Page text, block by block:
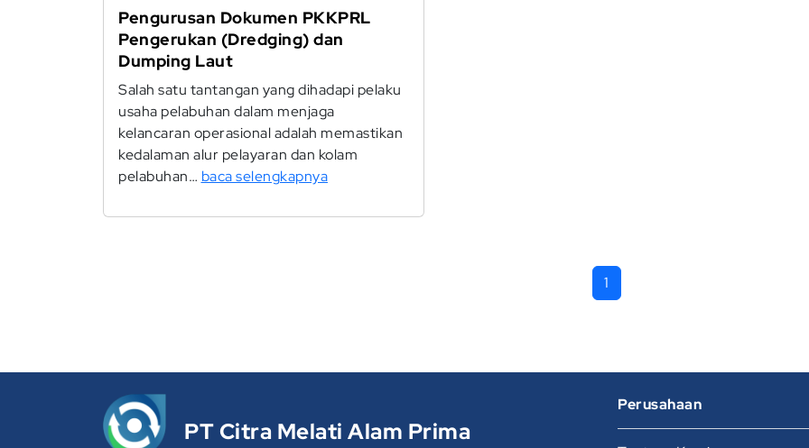
Pengurusan Dokumen PKKPRL
Pengerukan (Dredging) dan
Dumping Laut
Salah satu tantangan yang dihadapi pelaku
usaha pelabuhan dalam menjaga
kelancaran operasional adalah memastikan
kedalaman alur pelayaran dan kolam
pelabuhan… baca selengkapnya
1
PT Citra Melati Alam Prima
Perusahaan